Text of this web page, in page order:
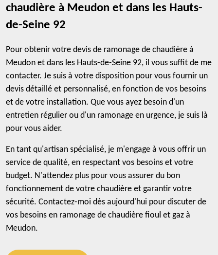
chaudière à Meudon et dans les Hauts-
de-Seine 92
Pour obtenir votre devis de ramonage de chaudière à
Meudon et dans les Hauts-de-Seine 92, il vous suffit de me
contacter. Je suis à votre disposition pour vous fournir un
devis détaillé et personnalisé, en fonction de vos besoins
et de votre installation. Que vous ayez besoin d'un
entretien régulier ou d'un ramonage en urgence, je suis là
pour vous aider.
En tant qu'artisan spécialisé, je m'engage à vous offrir un
service de qualité, en respectant vos besoins et votre
budget. N'attendez plus pour vous assurer du bon
fonctionnement de votre chaudière et garantir votre
sécurité. Contactez-moi dès aujourd'hui pour discuter de
vos besoins en ramonage de chaudière fioul et gaz à
Meudon.